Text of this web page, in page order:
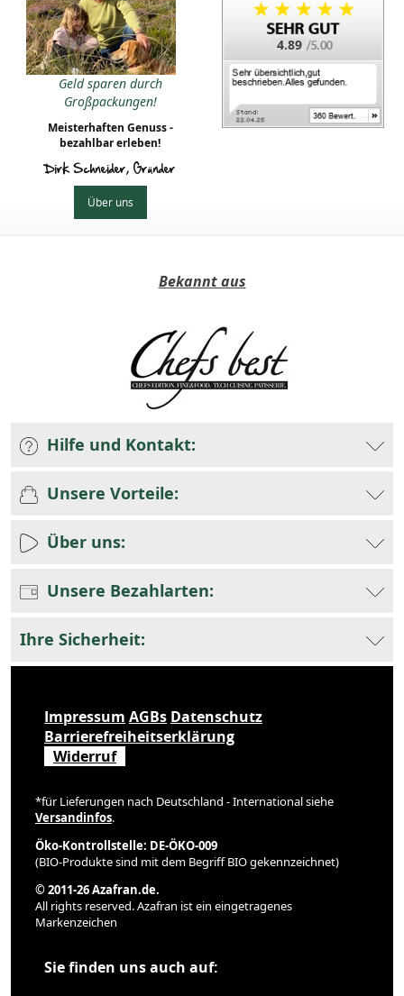
Geld sparen durch
Großpackungen!
Meisterhaften Genuss -
bezahlbar erleben!
Dirk Schneider, Gründer
Über uns
4.89
Bekannt aus
Hilfe und Kontakt:
Unsere Vorteile:
Über uns:
Unsere Bezahlarten:
Ihre Sicherheit:
Impressum AGBs Datenschutz
Barrierefreiheitserklärung
Widerruf
*für Lieferungen nach Deutschland - International siehe
Versandinfos.
Öko-Kontrollstelle: DE-ÖKO-009
(BIO-Produkte sind mit dem Begriff BIO gekennzeichnet)
© 2011-26 Azafran.de.
All rights reserved. Azafran ist ein eingetragenes
Markenzeichen
Sie finden uns auch auf: